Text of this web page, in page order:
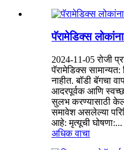
पॅरामेडिक्स
2024-11-05 रोजी
पॅरामेडिक्स
नाहीत. बॉडी बॅगचा
आदरपूर्वक आणि
सुलभ करण्यासाठी
समावेश असलेल्या
आहे: मृत्यूची घोषणा:...
अधिक वाचा